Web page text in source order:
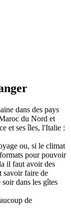
dans des pays
du Nord et
et ses îles, l'Italie :
ou, si le climat
pour pouvoir
il faut avoir des
savoir faire de
dans les gîtes
de